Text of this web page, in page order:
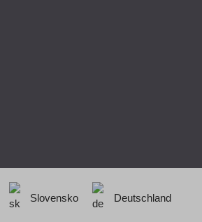
Slovensko Deutschland